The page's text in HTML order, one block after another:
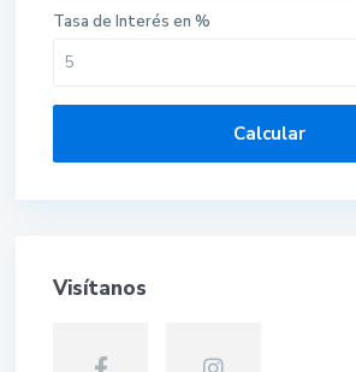
Tasa de Interés en %
Calcular
Visítanos